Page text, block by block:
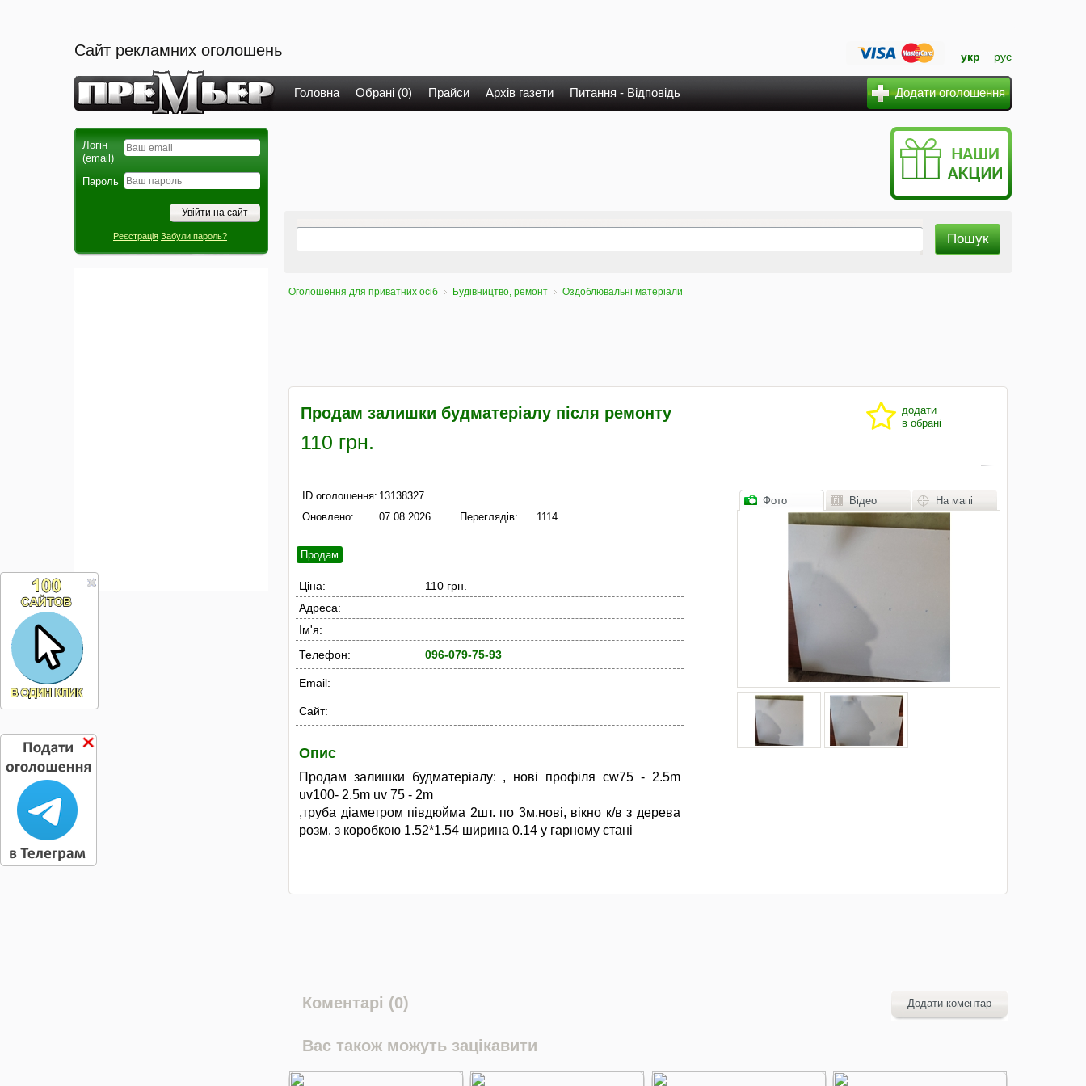
Сайт рекламних оголошень укр рус
Головна Обрані (0) Прайси Архів газети Питання - Відповідь Додати оголошення
Логін
(email)
Пароль
Реєстрація Забули пароль?
Оголошення для приватних осіб Будівництво, ремонт Оздоблювальні матеріали
Продам залишки будматеріалу після ремонту
додати
в обрані
110 грн.
ID оголошення: 13138327
Оновлено:
07.08.2026 Переглядів: 1114
Продам
Ціна:
110 грн.
Адреса:
Ім'я:
Телефон:
096-079-75-93
Email:
Сайт:
Опис
Продам залишки будматеріалу: , нові профіля cw75 - 2.5m
uv100- 2.5m uv 75 - 2m
,труба діаметром півдюйма 2шт. по 3м.нові, вікно к/в з дерева
розм. з коробкою 1.52*1.54 ширина 0.14 у гарному стані
Фото Відео На мапі
Коментарі (0) Додати коментар
Вас також можуть зацікавити